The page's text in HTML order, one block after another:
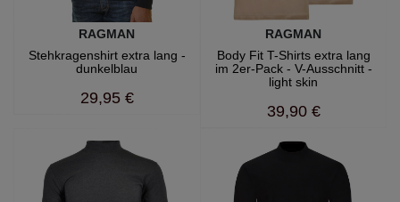
RAGMAN
Stehkragenshirt extra lang -
dunkelblau
29,95 €
RAGMAN
Body Fit T-Shirts extra lang
im 2er-Pack - V-Ausschnitt -
light skin
39,90 €